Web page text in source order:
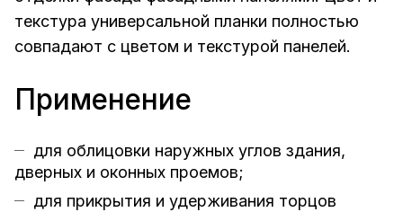
текстура универсальной планки полностью
совпадают с цветом и текстурой панелей.
Применение
для облицовки наружных углов здания,
дверных и оконных проемов;
для прикрытия и удерживания торцов